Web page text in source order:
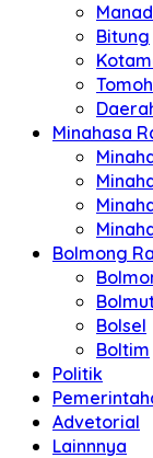
Bitung
Minahasa
Bolmong
Bolsel
Boltim
Politik
Advetorial
Lainnnya